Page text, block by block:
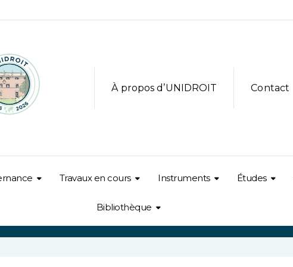
À propos d’UNIDROIT Contact
Travaux en cours Instruments Études
Bibliothèque